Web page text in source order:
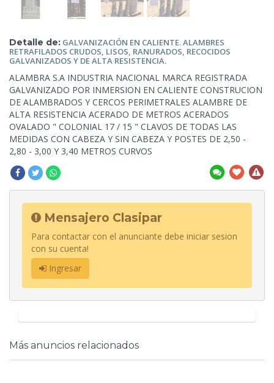
Detalle de: GALVANIZACIÓN EN CALIENTE. ALAMBRES
RETRAFILADOS CRUDOS, LISOS, RANURADOS, RECOCIDOS
GALVANIZADOS Y DE ALTA RESISTENCIA.
ALAMBRA S.A INDUSTRIA NACIONAL MARCA REGISTRADA
GALVANIZADO POR INMERSION EN CALIENTE CONSTRUCION
DE ALAMBRADOS Y CERCOS PERIMETRALES ALAMBRE DE
ALTA RESISTENCIA ACERADO DE METROS ACERADOS
OVALADO " COLONIAL 17 / 15 " CLAVOS DE TODAS LAS
MEDIDAS CON CABEZA Y SIN CABEZA Y POSTES DE 2,50 -
2,80 - 3,00 Y 3,40 METROS CURVOS
Mensajero Clasipar
Para contactar con el anunciante debe iniciar sesion
con su cuenta!
Ingresar
Más anuncios relacionados